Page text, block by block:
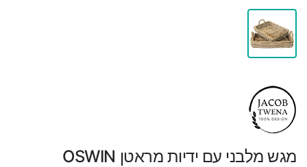
מגש מלבני עם ידיות מראטן OSWIN